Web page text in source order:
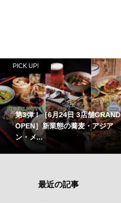
PICK UP!
第3弾！［6月24日 3店舗GRAND
OPEN］新業態の蕎麦・アジア
ン・メ...
最近の記事